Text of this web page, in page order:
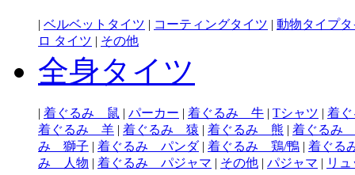
| ベルベットタイツ | コーティングタイツ | 動物タイプ
ロ タイツ | その他
全身タイツ
| 着ぐるみ 鼠 | パーカー | 着ぐるみ 牛 | Tシャツ | 着
着ぐるみ 羊 | 着ぐるみ 猿 | 着ぐるみ 熊 | 着ぐるみ
み 獅子 | 着ぐるみ パンダ | 着ぐるみ 鶏/鴨 | 着ぐる
み 人物 | 着ぐるみ パジャマ | その他 | パジャマ | リ